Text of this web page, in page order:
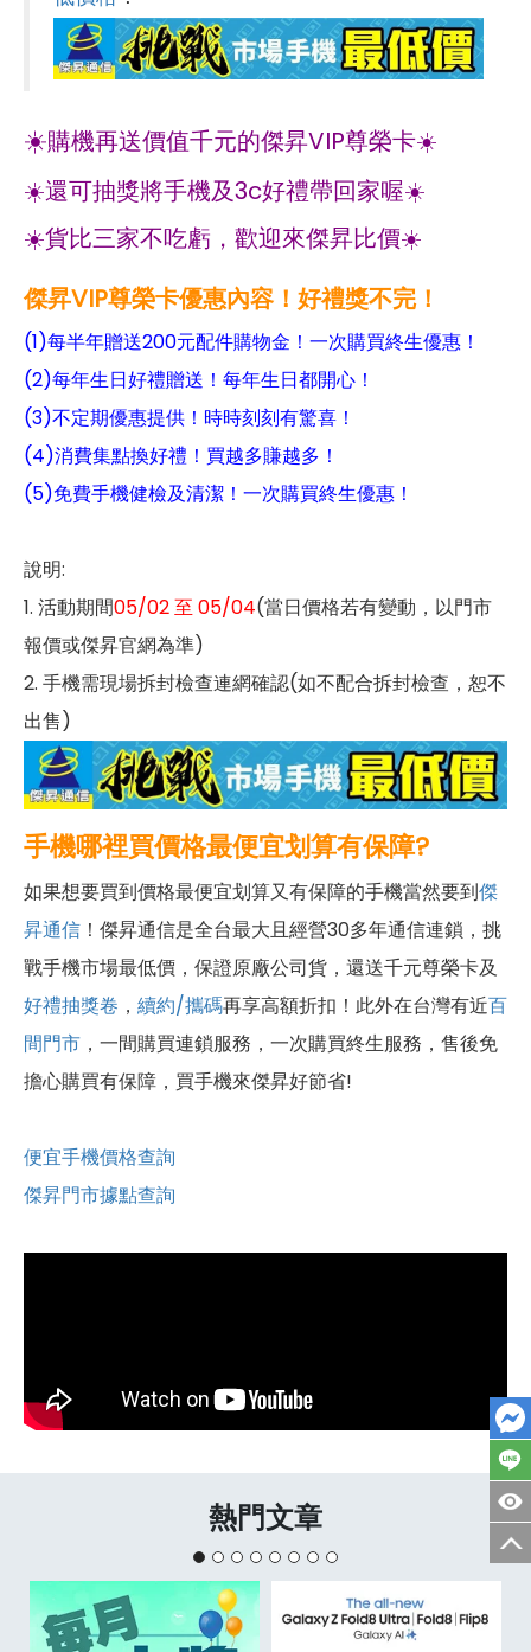
☀️購機再送價值千元的傑昇VIP尊榮卡☀️
☀️還可抽獎將手機及3c好禮帶回家喔☀️
☀️貨比三家不吃虧，歡迎來傑昇比價☀️
傑昇VIP尊榮卡優惠內容！好禮獎不完！
(1)每半年贈送200元配件購物金！一次購買終生優惠！
(2)每年生日好禮贈送！每年生日都開心！
(3)不定期優惠提供！時時刻刻有驚喜！
(4)消費集點換好禮！買越多賺越多！
(5)免費手機健檢及清潔！一次購買終生優惠！
說明:
1. 活動期間05/02 至 05/04(當日價格若有變動，以門市
報價或傑昇官網為準)
2. 手機需現場拆封檢查連網確認(如不配合拆封檢查，恕不
出售)
手機哪裡買價格最便宜划算有保障?
如果想要買到價格最便宜划算又有保障的手機當然要到傑
昇通信 ！傑昇通信是全台最大且經營30多年通信連鎖，挑
戰手機市場最低價，保證原廠公司貨，還送千元尊榮卡及
好禮抽獎卷 ， 續約/攜碼再享高額折扣！此外在台灣有近百
間門市 ，一間購買連鎖服務，一次購買終生服務，售後免
擔心購買有保障，買手機來傑昇好節省!
便宜手機價格查詢
傑昇門市據點查詢
熱門文章